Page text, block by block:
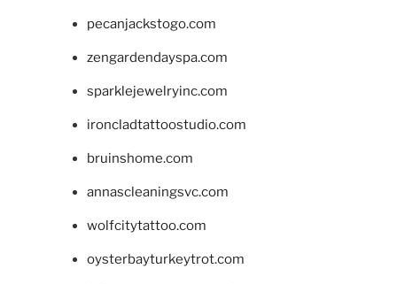
pecanjackstogo.com
zengardendayspa.com
sparklejewelryinc.com
ironcladtattoostudio.com
bruinshome.com
annascleaningsvc.com
wolfcitytattoo.com
oysterbayturkeytrot.com